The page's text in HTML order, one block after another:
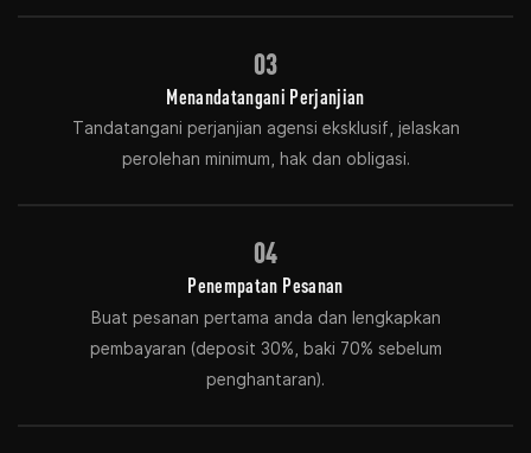
03
Menandatangani Perjanjian
Tandatangani perjanjian agensi eksklusif, jelaskan
perolehan minimum, hak dan obligasi.
04
Penempatan Pesanan
Buat pesanan pertama anda dan lengkapkan
pembayaran (deposit 30%, baki 70% sebelum
penghantaran).